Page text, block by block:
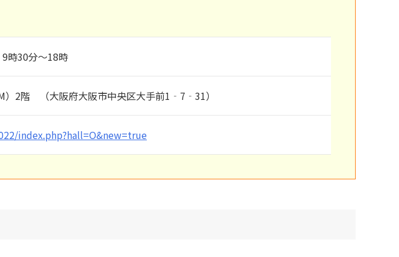
時30分～18時
）2階 （大阪府大阪市中央区大手前1‐7‐31）
index.php?hall=O&new=true